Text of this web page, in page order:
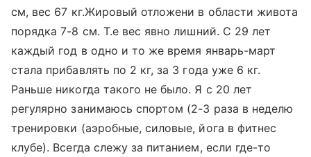
см, вес 67 кг.Жировый отложени в области живота
порядка 7-8 см. Т.е вес явно лишний. С 29 лет
каждый год в одно и то же время январь-март
стала прибавлять по 2 кг, за 3 года уже 6 кг.
Раньше никогда такого не было. Я с 20 лет
регулярно занимаюсь спортом (2-3 раза в неделю
тренировки (аэробные, силовые, йога в фитнес
клубе). Всегда слежу за питанием, если где-то